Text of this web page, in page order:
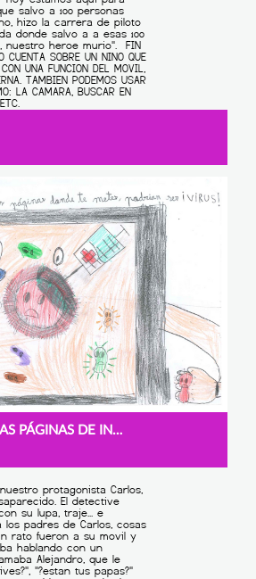
CUIDADO CON LAS PÁGINAS DE INTERNET